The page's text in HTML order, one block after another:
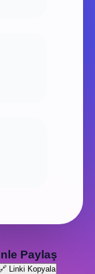
Paylaş
Linki Kopyala